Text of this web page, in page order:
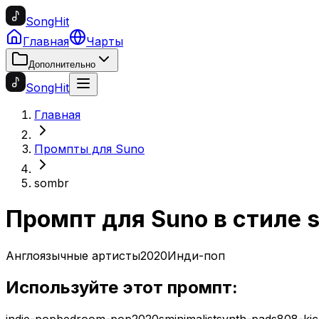
SongHit
Главная
Чарты
Дополнительно
SongHit
Главная
Промпты для Suno
sombr
Промпт для Suno в стиле
Англоязычные артисты2020Инди-поп
Используйте этот промпт: